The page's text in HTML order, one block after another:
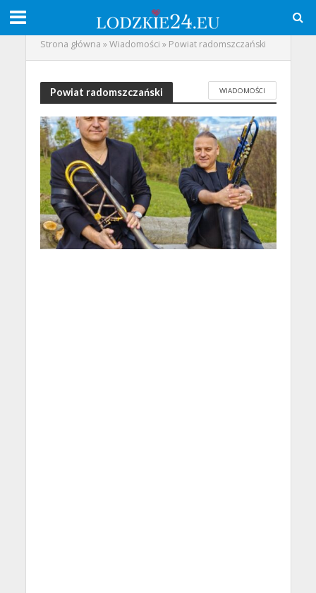
Strona główna »Wiadomości » Powiat radomszczański
Powiat radomszczański WIADOMOŚCI